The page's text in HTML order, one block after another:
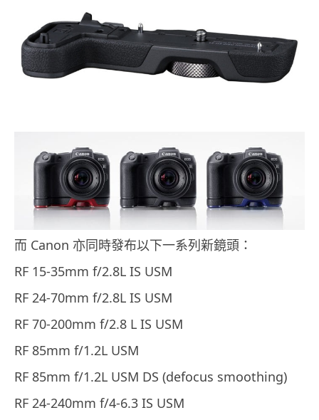
而 Canon 亦同時發布以下一系列新鏡頭：
RF 15-35mm f/2.8L IS USM
RF 24-70mm f/2.8L IS USM
RF 70-200mm f/2.8 L IS USM
RF 85mm f/1.2L USM
RF 85mm f/1.2L USM DS (defocus smoothing)
RF 24-240mm f/4-6.3 IS USM